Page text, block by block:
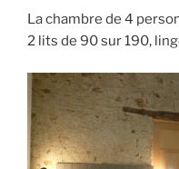
La chambre de 4
2 lits de 90 sur 190,